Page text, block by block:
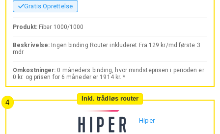
Gratis Oprettelse
Produkt: Fiber 1000/1000
Beskrivelse: Ingen binding Router inkluderet Fra 129 kr/md første 3
mdr
Omkostninger: 0 måneders binding, hvor mindsteprisen i perioden er
0 kr. og prisen for 6 måneder er 1914 kr. *
Inkl. trådløs router
Hiper